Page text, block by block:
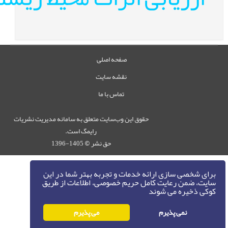
برای شخصی سازی ارائه خدمات و تجربه بهتر شما در این
سایت، ضمن رعایت کامل حریم خصوصی، اطلاعات از طریق
کوکی ذخیره می شوند
نمی پذیرم می پذیرم
صفحه اصلی
نقشه سایت
تماس با ما
حقوق این وب‌سایت متعلق به سامانه مدیریت نشریات
رایمگ است.
حق نشر ©
1405-1396